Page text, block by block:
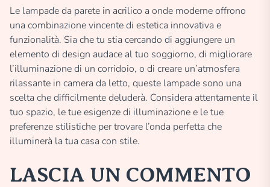
Le lampade da parete in acrilico a onde moderne offrono
una combinazione vincente di estetica innovativa e
funzionalità. Sia che tu stia cercando di aggiungere un
elemento di design audace al tuo soggiorno, di migliorare
l’illuminazione di un corridoio, o di creare un’atmosfera
rilassante in camera da letto, queste lampade sono una
scelta che difficilmente deluderà. Considera attentamente il
tuo spazio, le tue esigenze di illuminazione e le tue
preferenze stilistiche per trovare l’onda perfetta che
illuminerà la tua casa con stile.
LASCIA UN COMMENTO